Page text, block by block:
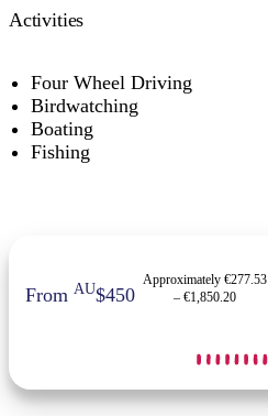
Activities
Four Wheel Driving
Birdwatching
Boating
Fishing
FromAU$450
Approximately €277.53
– €1,850.20